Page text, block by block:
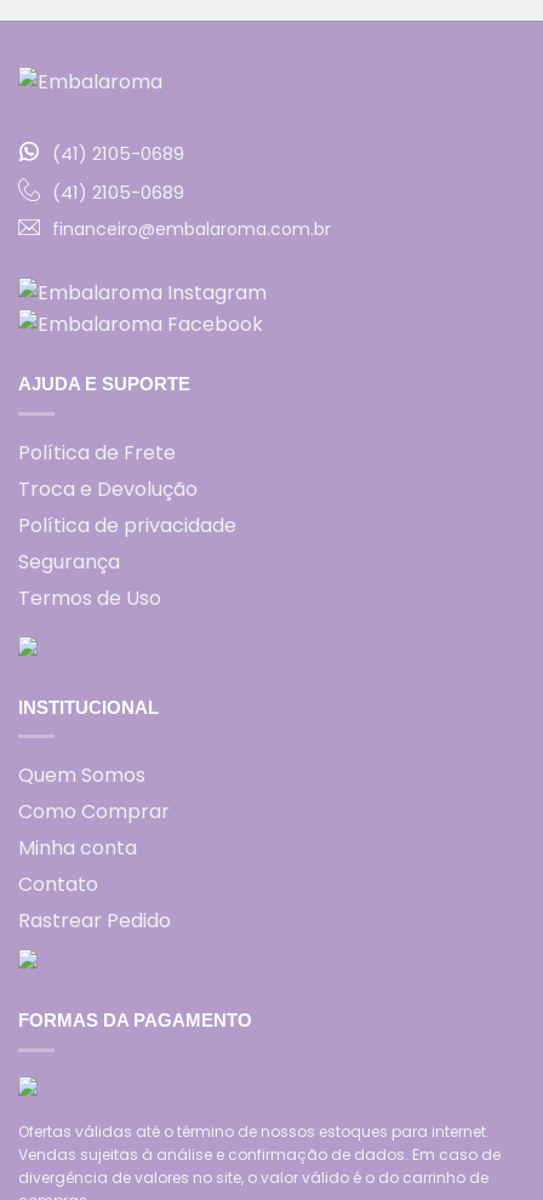
(41) 2105-0689
(41) 2105-0689
financeiro@embalaroma.com.br
AJUDA E SUPORTE
Política de Frete
Troca e Devolução
Política de privacidade
Segurança
Termos de Uso
INSTITUCIONAL
Quem Somos
Como Comprar
Minha conta
Contato
Rastrear Pedido
FORMAS DA PAGAMENTO
Ofertas válidas até o término de nossos estoques para internet.
Vendas sujeitas à análise e confirmação de dados. Em caso de
divergência de valores no site, o valor válido é o do carrinho de